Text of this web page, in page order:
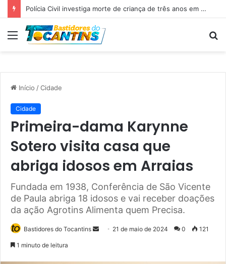
Professora Dorinha lidera disputa pelo Governo do Tocantins com 37,4% das intenções de voto, aponta pesquisa
Menu
Início /Cidade
Cidade
Primeira-dama Karynne
Sotero visita casa que
abriga idosos em Arraias
Fundada em 1938, Conferência de São Vicente
de Paula abriga 18 idosos e vai receber doações
da ação Agrotins Alimenta quem Precisa.
Bastidores do Tocantins 21 de maio de 2024 0 121
1 minuto de leitura